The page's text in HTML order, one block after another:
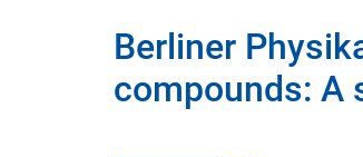
Berliner
compounds: A